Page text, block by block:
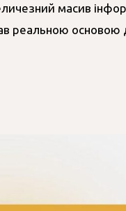
масив
реальною